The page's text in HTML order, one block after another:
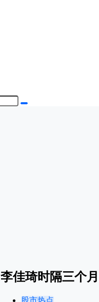
李佳琦时隔三个
股市热点